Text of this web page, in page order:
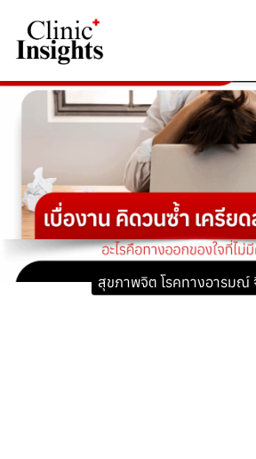
สุขภาพจิต โรคทางอารมณ์